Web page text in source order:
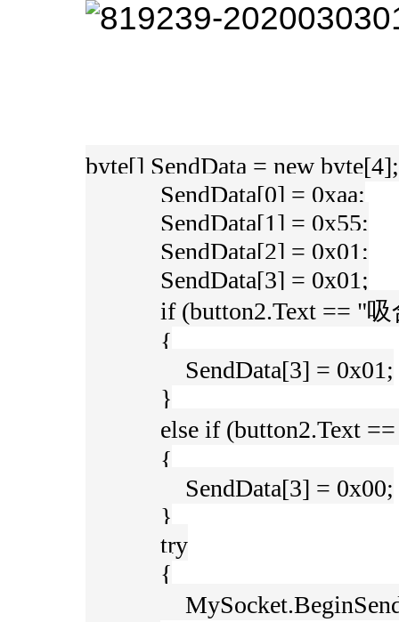
byte[] SendData = new byte[4];
SendData[0] = 0xaa;
SendData[1] = 0x55;
SendData[2] = 0x01;
SendData[3] = 0x01;
if (button2.Text == "吸
{
SendData[3] = 0x01;
}
else if (button2.Text ==
{
SendData[3] = 0x00;
}
try
{